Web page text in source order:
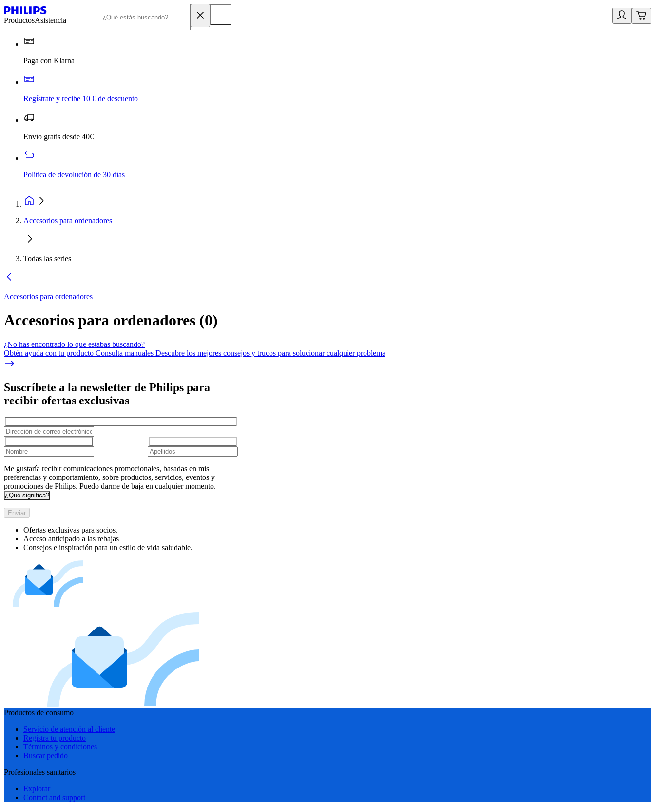
ProductosAsistencia
Paga con Klarna
Regístrate y recibe 10 € de descuento
Envío gratis desde 40€
Política de devolución de 30 días
Accesorios para ordenadores
Todas las series
Accesorios para ordenadores
Accesorios para ordenadores (0)
¿No has encontrado lo que estabas buscando?
Obtén ayuda con tu producto Consulta manuales Descubre los mejores consejos y trucos para solucionar cualquier problema
Suscríbete a la newsletter de Philips para
recibir ofertas exclusivas
Me gustaría recibir comunicaciones promocionales, basadas en mis
preferencias y comportamiento, sobre productos, servicios, eventos y
promociones de Philips. Puedo darme de baja en cualquier momento.
¿Qué significa?
Enviar
Ofertas exclusivas para socios.
Acceso anticipado a las rebajas
Consejos e inspiración para un estilo de vida saludable.
Productos de consumo
Servicio de atención al cliente
Registra tu producto
Términos y condiciones
Buscar pedido
Profesionales sanitarios
Explorar
Contact and support